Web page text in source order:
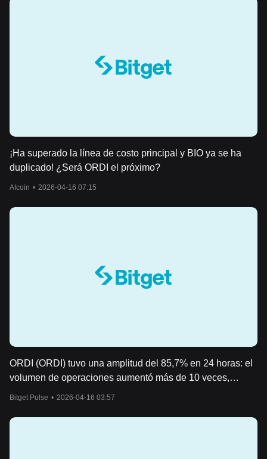
¡Ha superado la línea de costo principal y BIO ya se ha
duplicado! ¿Será ORDI el próximo?
AIcoin • 2026-04-16 07:15
ORDI (ORDI) tuvo una amplitud del 85,7% en 24 horas: el
volumen de operaciones aumentó más de 10 veces,
Bitget Pulse • 2026-04-16 03:57